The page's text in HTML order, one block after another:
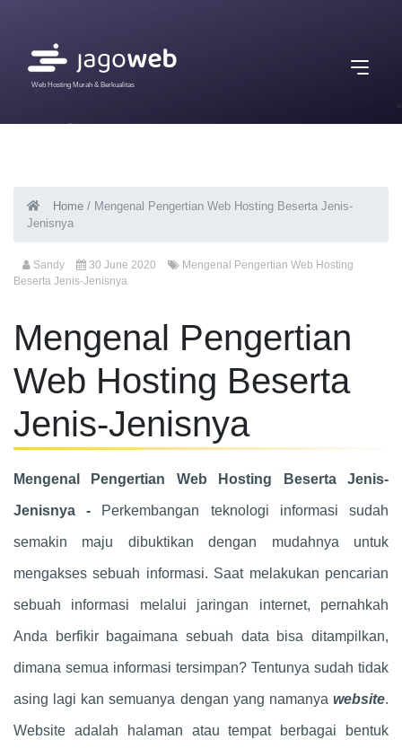
Web Hosting Murah & Berkualitas
Home / Mengenal Pengertian Web Hosting Beserta Jenis-
Jenisnya
Sandy 30 June 2020
Mengenal Pengertian Web Hosting
Beserta Jenis-Jenisnya
Mengenal Pengertian
Web Hosting Beserta
Jenis-Jenisnya
Mengenal Pengertian Web Hosting Beserta Jenis-
Jenisnya - Perkembangan teknologi informasi sudah
semakin maju dibuktikan dengan mudahnya untuk
mengakses sebuah informasi. Saat melakukan pencarian
sebuah informasi melalui jaringan internet, pernahkah
Anda berfikir bagaimana sebuah data bisa ditampilkan,
dimana semua informasi tersimpan? Tentunya sudah tidak
asing lagi kan semuanya dengan yang namanya website.
Website adalah halaman atau tempat berbagai bentuk